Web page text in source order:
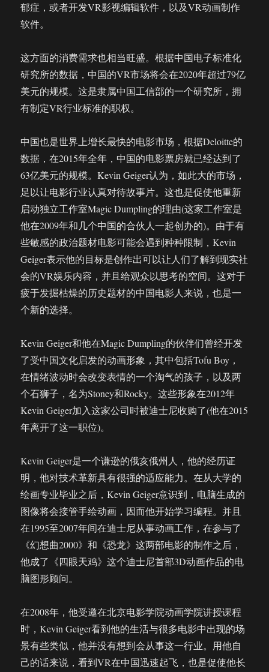
郁症，或者开发VR影视编辑软件，以及VR动画制作
软件。
这方面的消费需求也相当旺盛。根据中国电子标准化
研究所的数据，中国的VR市场将会在2020年超过79亿
美元的规模。这是隶属中国工信部的一个研究所，拥
有制定VR行业标准的职权。
中国也是世界上增长最快的电影市场，根据Deloitte的
数据，在2015年全年，中国的电影票房就已经达到了
63亿美元的规模。Kevin Geiger认为，如此大的市场，
足以让电影行业认真对待故事片。这也是促使他重新
启动独立工作室Magic Dumpling的理由(这家工作室是
他在2009年和几个中国的合伙人一起创办的)。由于有
些敏感的政治题材电影可能会遇到种种限制，Kevin
Geiger表示他的目标是创作出可以让人们了解到现实社
会的VR娱乐内容，并且给观众以思考的空间。这对于
疲于发掘枯燥的历史题材的中国电影人来说，也是一
个新的选择。
Kevin Geiger和他在Magic Dumpling的伙伴们曾经开发
了受中国文化启发的动画形象，其中包括Tofu Boy，
在情绪波动时会改变表情的一个淘气的孩子，以及两
个石狮子，名为Stoney和Rocky。这些形象在2012年
Kevin Geiger加入这家公司时被迪士尼收购了(他在2015
年离开了这一职位)。
Kevin Geiger是一个谦逊的俄亥俄州人，他的经历证
明，他对技术革新具有很强的适应能力。在从大学的
绘画专业毕业之后，Kevin Geiger意识到，电脑生成的
图像将会接管手绘动画，因而他开始学习编程。并且
在1995至2007年间在迪士尼从事动画工作，在参与了
《幻想曲2000》和《恐龙》这两部电影的制作之后，
他成了《四眼天鸡》这个迪士尼首部3D动画作品的电
脑图形顾问。
在2008年，他受邀在北京电影学院动画学院讲授课程
时，Kevin Geiger看到他的生活与很多电影中出现的场
景有些类似，他并没有想到会从事这一行业。用他自
己的话来说，看到VR在中国迅速起飞，也是促使他长